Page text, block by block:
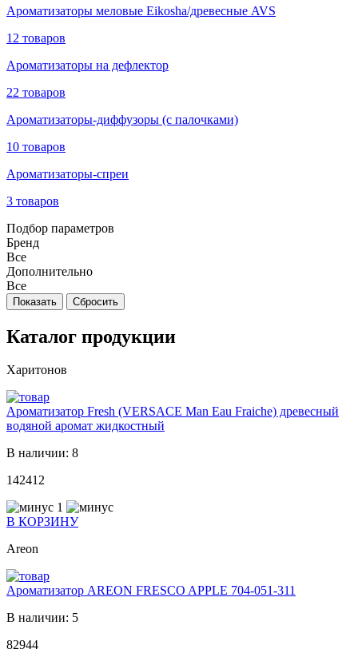
Ароматизаторы меловые Eikosha/древесные AVS
12 товаров
Ароматизаторы на дефлектор
22 товаров
Ароматизаторы-диффузоры (с палочками)
10 товаров
Ароматизаторы-спреи
3 товаров
Подбор параметров
Бренд
Все
Дополнительно
Все
Каталог продукции
Харитонов
Ароматизатор Fresh (VERSACE Man Eau Fraiche) древесный
водяной аромат жидкостный
В наличии: 8
142412
1
В КОРЗИНУ
Areon
Ароматизатор AREON FRESCO APPLE 704-051-311
В наличии: 5
82944